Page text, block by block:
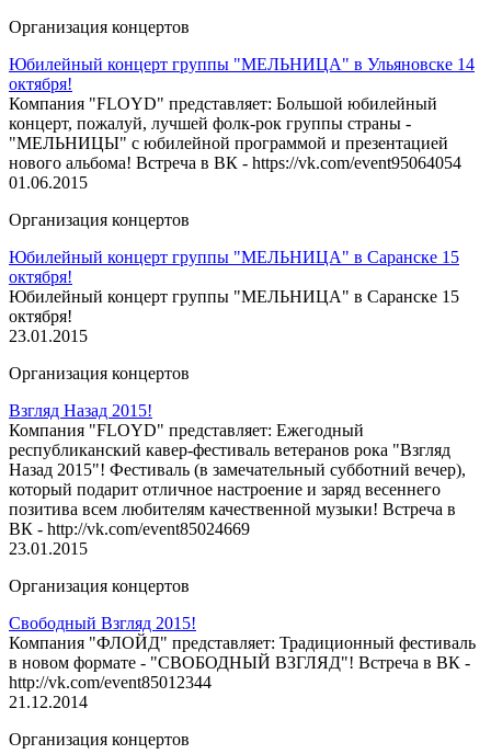
Организация концертов
Юбилейный концерт группы "МЕЛЬНИЦА" в Ульяновске 14
октября!
Компания "FLOYD" представляет: Большой юбилейный
концерт, пожалуй, лучшей фолк-рок группы страны -
"МЕЛЬНИЦЫ" с юбилейной программой и презентацией
нового альбома! Встреча в ВК - https://vk.com/event95064054
01.06.2015
Организация концертов
Юбилейный концерт группы "МЕЛЬНИЦА" в Саранске 15
октября!
Юбилейный концерт группы "МЕЛЬНИЦА" в Саранске 15
октября!
23.01.2015
Организация концертов
Взгляд Назад 2015!
Компания "FLOYD" представляет: Ежегодный
республиканский кавер-фестиваль ветеранов рока "Взгляд
Назад 2015"! Фестиваль (в замечательный субботний вечер),
который подарит отличное настроение и заряд весеннего
позитива всем любителям качественной музыки! Встреча в
ВК - http://vk.com/event85024669
23.01.2015
Организация концертов
Свободный Взгляд 2015!
Компания "ФЛОЙД" представляет: Традиционный фестиваль
в новом формате - "СВОБОДНЫЙ ВЗГЛЯД"! Встреча в ВК -
http://vk.com/event85012344
21.12.2014
Организация концертов